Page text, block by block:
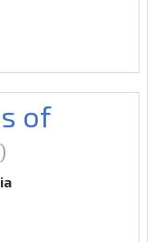
of